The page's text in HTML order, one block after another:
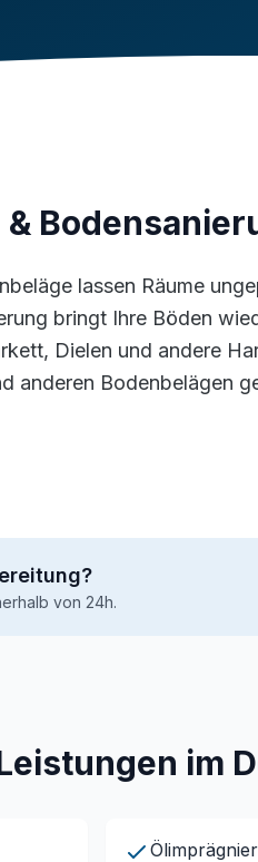
lassen Räume
bringt Ihre Böden
Dielen und andere
anderen Bodenbelägen
von 24h.
im